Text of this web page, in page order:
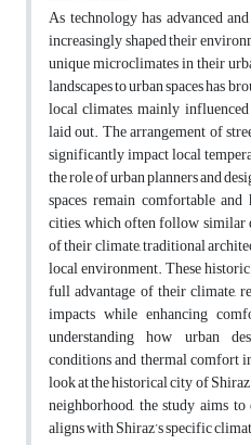
As technology has advanced
increasingly shaped their
unique microclimates in their
landscapes to urban spaces has
local climates, mainly
laid out. The arrangement of
significantly impact local
the role of urban planners and
spaces remain comfortable
cities, which often follow similar
of their climate, traditional
local environment. These
full advantage of their climate,
impacts while enhancing
understanding how urban
conditions and thermal comfort
look at the historical city of
neighborhood, the study aims
aligns with Shiraz’s specific